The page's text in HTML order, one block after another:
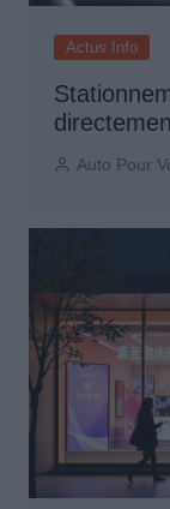
Actus Info
Auto Pour